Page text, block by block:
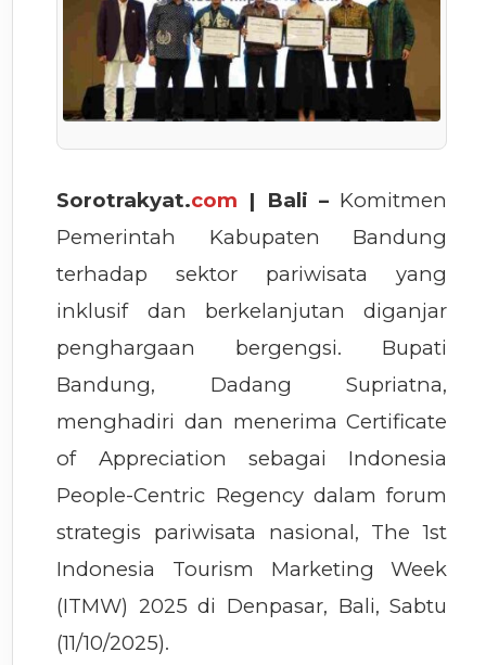
Sorotrakyat.com | Bali – Komitmen
Pemerintah Kabupaten Bandung
terhadap sektor pariwisata yang
inklusif dan berkelanjutan diganjar
penghargaan bergengsi. Bupati
Bandung, Dadang Supriatna,
menghadiri dan menerima Certificate
of Appreciation sebagai Indonesia
People-Centric Regency dalam forum
strategis pariwisata nasional, The 1st
Indonesia Tourism Marketing Week
(ITMW) 2025 di Denpasar, Bali, Sabtu
(11/10/2025).